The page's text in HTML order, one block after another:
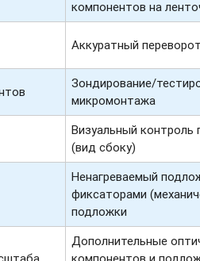
компонентов на
Аккуратный
Зондирование/
микромонтажа
Визуальный контроль
(вид сбоку)
Ненагреваемый
фиксаторами
подложки
Дополнительные